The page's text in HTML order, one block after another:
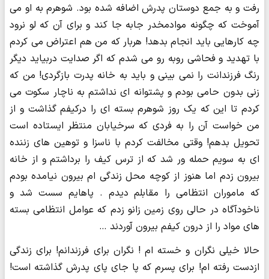
رفت و به جمع دوستان پدرش اضافه شده بود. شوهرم به او می
آموخت که چگونه موادمخدر جابه جا کند و برای آن که لو نرود
چه کارهایی باید انجام بدهد! هربار که من هم اعتراض می کردم
با تهدید و فحاشی روبه رو می شدم که اگر صدایت دربیاید دیگر
رنگ فرزندانت را نمی بینی و باید به خانه پدرت بازگردی! من که
زنی بدون حامی بودم و پشتوانه ای نداشتم به ناچار سکوت می
کردم تا این که یک روز شوهرم بسته ای را درکیفم گذاشت و از
من خواست آن را به فردی که سرخیابان منتظر ایستاده است
تحویل بدهم! وقتی مخالفت کردم با ناسزا و توهین های زننده
ای به سویم حمله ور شد که از ترس کیف را برداشتم و از خانه
بیرون زدم اما هنوز از کوچه محل زندگی ام بیرون نیامده بودم
که ماموران انتظامی را مقابلم دیدم . پاهایم سست شد و
ناخودآگاه در حالی روی زمین زانو زدم که عوامل انتظامی بسته
های مواد را از درون کیفم بیرون آوردند …
حالا خیلی نگران و خسته ام ! نگران برای فرزندانم! برای زندگی
ازدست رفته ام! برای پسرم که پا جای پای پدرش گذاشته است!